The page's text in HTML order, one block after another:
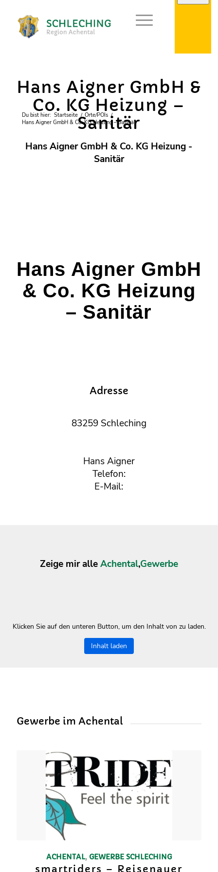
Du bist hier: Startseite / Orte/POIs /
Hans Aigner GmbH & Co. KG Heizung – Sanitär
Hans Aigner GmbH &
Co. KG Heizung –
Sanitär
Hans Aigner GmbH & Co. KG Heizung -
Sanitär
Hans Aigner GmbH
& Co. KG Heizung
– Sanitär
Adresse
83259 Schleching
Hans Aigner
Telefon:
E-Mail:
Zeige mir alleAchental,Gewerbe
Klicken Sie auf den unteren Button, um den Inhalt von zu laden.
Inhalt laden
Gewerbe im Achental
ACHENTAL, GEWERBE SCHLECHING
smartriders – Reisenauer